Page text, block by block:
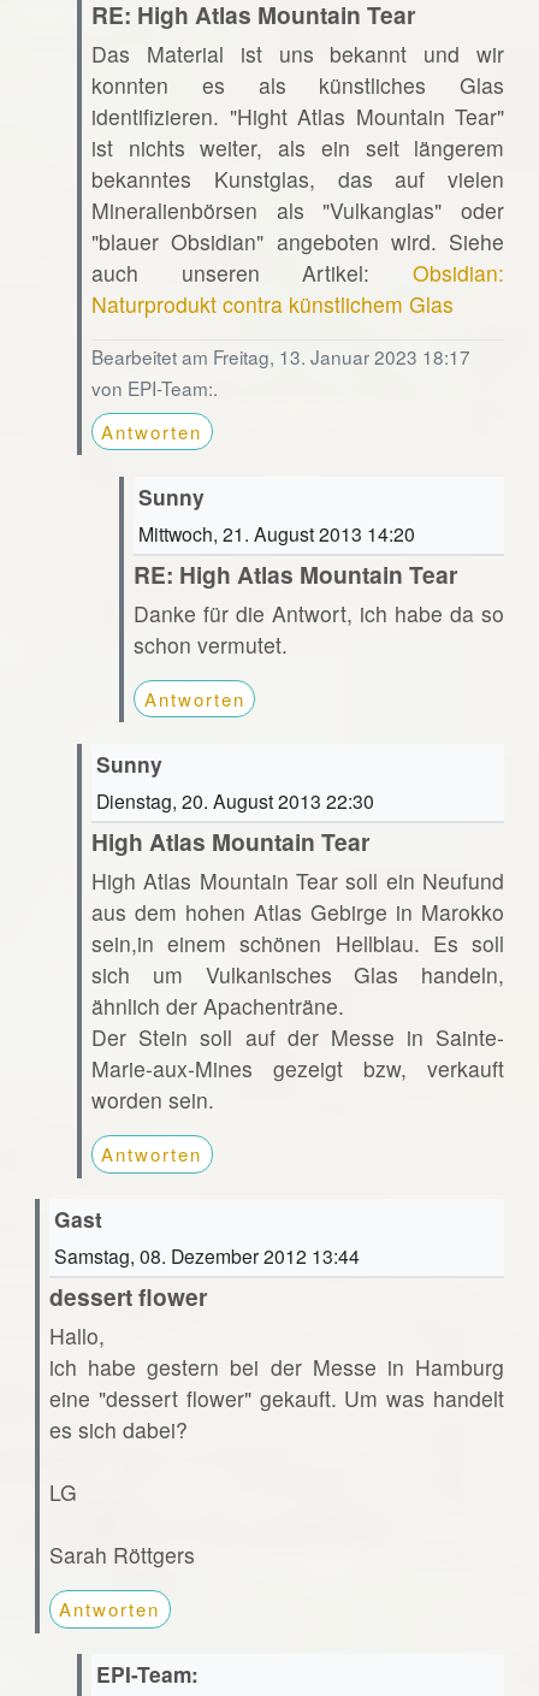
RE: High Atlas Mountain Tear
Das Material ist uns bekannt und wir
konnten es als künstliches Glas
identifizieren. "Hight Atlas Mountain Tear"
ist nichts weiter, als ein seit längerem
bekanntes Kunstglas, das auf vielen
Mineralienbörsen als "Vulkanglas" oder
"blauer Obsidian" angeboten wird. Siehe
auch unseren Artikel:Obsidian:
Naturprodukt contra künstlichem Glas
Bearbeitet am Freitag, 13. Januar 2023 18:17
von EPI-Team:.
Antworten
Sunny
Mittwoch, 21. August 2013 14:20
RE: High Atlas Mountain Tear
Danke für die Antwort, ich habe da so
schon vermutet.
Antworten
Sunny
Dienstag, 20. August 2013 22:30
High Atlas Mountain Tear
High Atlas Mountain Tear soll ein Neufund
aus dem hohen Atlas Gebirge in Marokko
sein,in einem schönen Hellblau. Es soll
sich um Vulkanisches Glas handeln,
ähnlich der Apachenträne.
Der Stein soll auf der Messe in Sainte-
Marie-aux-Mines gezeigt bzw, verkauft
worden sein.
Antworten
Gast
Samstag, 08. Dezember 2012 13:44
dessert flower
Hallo,
ich habe gestern bei der Messe in Hamburg
eine "dessert flower" gekauft. Um was handelt
es sich dabei?
LG
Sarah Röttgers
Antworten
EPI-Team: